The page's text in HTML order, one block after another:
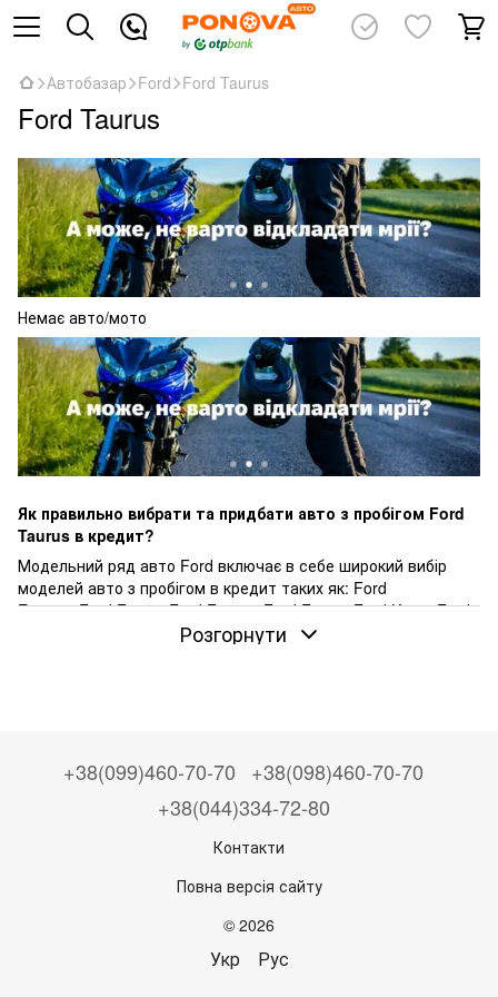
Автобазар Ford Ford Taurus
Ford Taurus
Немає авто/мото
Як правильно вибрати та придбати авто з пробігом Ford
Taurus в кредит?
Модельний ряд авто Ford включає в себе широкий вибір
моделей авто з пробігом в кредит таких як: Ford
Escape, Ford Focus, Ford Fusion, Ford Fiesta, Ford Kuga, Ford
Edge, Ford C-Max, Ford Escape S та інші.
Щоб знайти бажану модель авто з пробігом Ford Taurus у
, перегляньте наші пропозиції в таких містах
як: Київ, Харків, Львів, Одеса, Дніпро, Запоріжжя, Рівне,
Кропивницький, Івано-Франківськ, Полтава та інші.
Декілька простих кроків, щоб купити авто з пробігом в
Обирайте авто Ford Taurus з пробігом
Розгорнути
+38(099)460-70-70
+38(098)460-70-70
+38(044)334-72-80
Контакти
Повна версія сайту
© 2026
Укр Рус